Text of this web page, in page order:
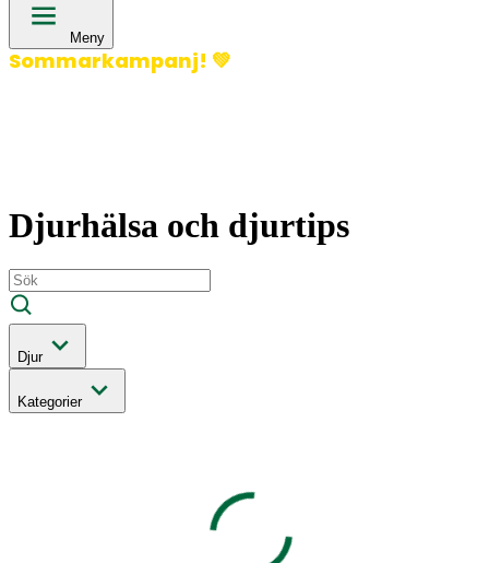
Meny
Sommarkampanj! 💚
Djurhälsa och djurtips
Djur
Kategorier